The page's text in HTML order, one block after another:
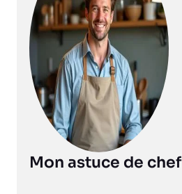
Mon astuce de chef